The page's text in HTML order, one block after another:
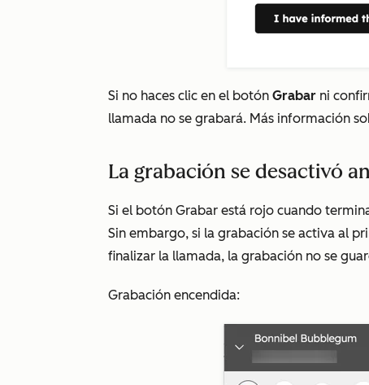
Si no haces clic en el botón Grabar ni
llamada no se grabará. Más información
La grabación se desactivó
Si el botón Grabar está rojo cuando
Sin embargo, si la grabación se activa al
finalizar la llamada, la grabación no se
Grabación encendida: